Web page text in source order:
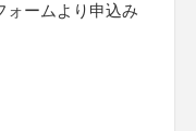
ォームより申込み